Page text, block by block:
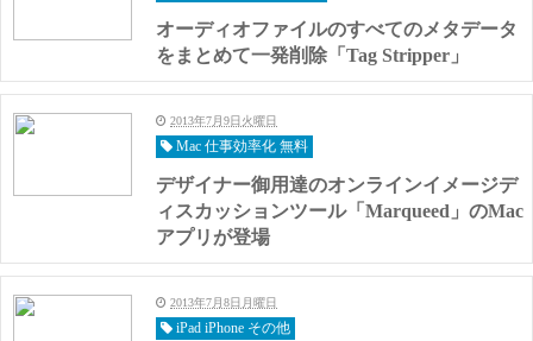
オーディオファイルのすべてのメタデータ
をまとめて一発削除「Tag Stripper」
2013年7月9日火曜日
Mac 仕事効率化 無料
デザイナー御用達のオンラインイメージデ
ィスカッションツール「Marqueed」のMac
アプリが登場
2013年7月8日月曜日
iPad iPhone その他